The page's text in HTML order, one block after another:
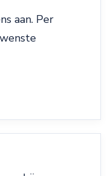
aan. Per